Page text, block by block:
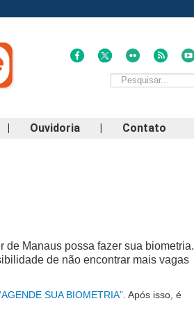
| Ouvidoria | Contato
Manaus possa fazer sua biometria.
de não encontrar mais vagas
SUA BIOMETRIA” . Após isso, é